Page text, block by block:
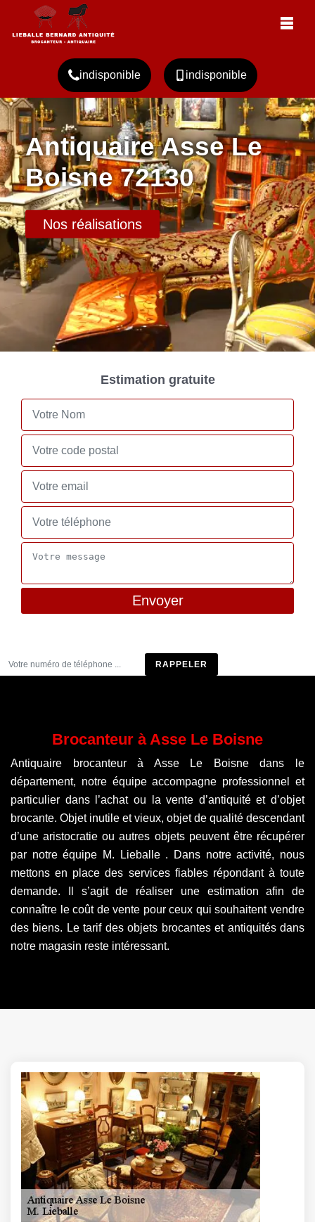
indisponible indisponible
Antiquaire Asse Le
Boisne 72130
Nos réalisations
Estimation gratuite
Brocanteur à Asse Le Boisne
Antiquaire brocanteur à Asse Le Boisne dans le
département, notre équipe accompagne professionnel et
particulier dans l’achat ou la vente d’antiquité et d’objet
brocante. Objet inutile et vieux, objet de qualité descendant
d’une aristocratie ou autres objets peuvent être récupérer
par notre équipe M. Lieballe . Dans notre activité, nous
mettons en place des services fiables répondant à toute
demande. Il s’agit de réaliser une estimation afin de
connaître le coût de vente pour ceux qui souhaitent vendre
des biens. Le tarif des objets brocantes et antiquités dans
notre magasin reste intéressant.